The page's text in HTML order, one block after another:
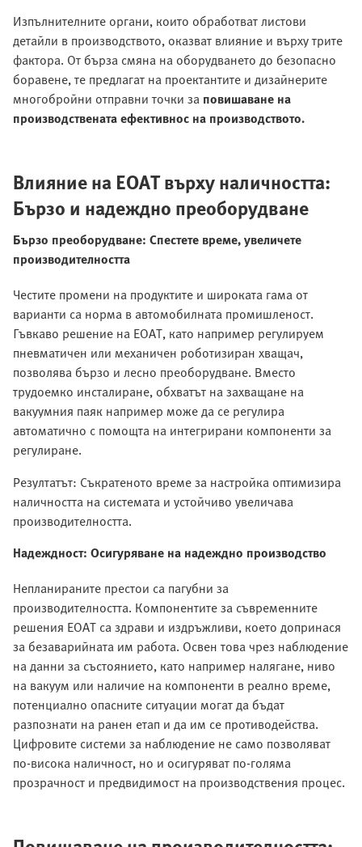
Изпълнителните органи, които обработват листови
детайли в производството, оказват влияние и върху трите
фактора. От бърза смяна на оборудването до безопасно
боравене, те предлагат на проектантите и дизайнерите
многобройни отправни точки за повишаване на
производствената ефективнос на производството.
Влияние на EOAT върху наличността:
Бързо и надеждно преоборудване
Бързо преоборудване: Спестете време, увеличете
производителността
Честите промени на продуктите и широката гама от
варианти са норма в автомобилната промишленост.
Гъвкаво решение на EOAT, като например регулируем
пневматичен или механичен роботизиран хващач,
позволява бързо и лесно преоборудване. Вместо
трудоемко инсталиране, обхватът на захващане на
вакуумния паяк например може да се регулира
автоматично с помощта на интегрирани компоненти за
регулиране.
Резултатът: Съкратеното време за настройка оптимизира
наличността на системата и устойчиво увеличава
производителността.
Надеждност: Осигуряване на надеждно производство
Непланираните престои са пагубни за
производителността. Компонентите за съвременните
решения EOAT са здрави и издръжливи, което допринася
за безаварийната им работа. Освен това чрез наблюдение
на данни за състоянието, като например налягане, ниво
на вакуум или наличие на компоненти в реално време,
потенциално опасните ситуации могат да бъдат
разпознати на ранен етап и да им се противодейства.
Цифровите системи за наблюдение не само позволяват
по-висока наличност, но и осигуряват по-голяма
прозрачност и предвидимост на производствения процес.